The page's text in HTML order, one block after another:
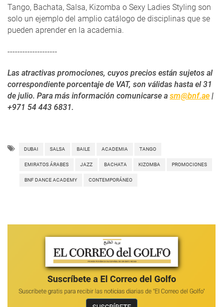
Tango, Bachata, Salsa, Kizomba o Sexy Ladies Styling son
solo un ejemplo del amplio catálogo de disciplinas que se
pueden aprender en la academia.
--------------------
Las atractivas promociones, cuyos precios están sujetos al
correspondiente porcentaje de VAT, son válidas hasta el 31
de julio. Para más información comunicarse a sm@bnf.ae |
+971 54 443 6831.
DUBAI SALSA BAILE ACADEMIA TANGO
EMIRATOS ÁRABES JAZZ BACHATA KIZOMBA PROMOCIONES
BNF DANCE ACADEMY CONTEMPORÁNEO